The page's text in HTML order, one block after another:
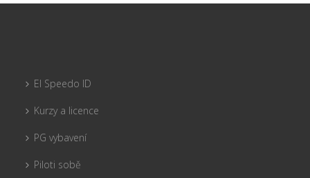
El Speedo ID
Kurzy a licence
PG vybavení
Piloti sobě